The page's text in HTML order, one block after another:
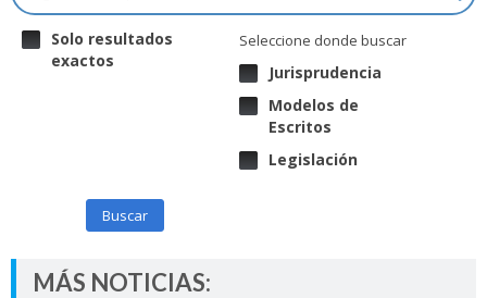
Solo resultados
exactos
Seleccione donde buscar
Jurisprudencia
Modelos de
Escritos
Legislación
Buscar
MÁS NOTICIAS: